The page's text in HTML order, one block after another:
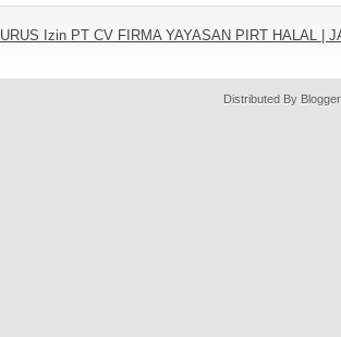
URUS Izin PT CV FIRMA YAYASAN PIRT HALAL |
Distributed By